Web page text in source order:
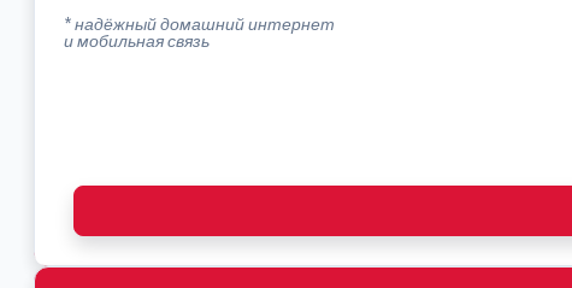
* надёжный домашний интернет
и мобильная связь